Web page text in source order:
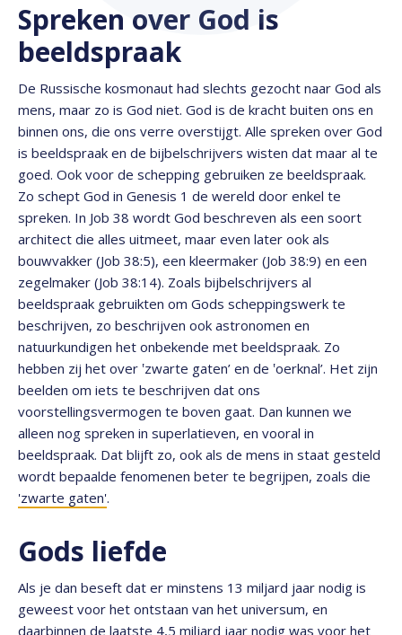
Spreken over God is
beeldspraak
De Russische kosmonaut had slechts gezocht naar God als
mens, maar zo is God niet. God is de kracht buiten ons en
binnen ons, die ons verre overstijgt. Alle spreken over God
is beeldspraak en de bijbelschrijvers wisten dat maar al te
goed. Ook voor de schepping gebruiken ze beeldspraak.
Zo schept God in Genesis 1 de wereld door enkel te
spreken. In Job 38 wordt God beschreven als een soort
architect die alles uitmeet, maar even later ook als
bouwvakker (Job 38:5), een kleermaker (Job 38:9) en een
zegelmaker (Job 38:14). Zoals bijbelschrijvers al
beeldspraak gebruikten om Gods scheppingswerk te
beschrijven, zo beschrijven ook astronomen en
natuurkundigen het onbekende met beeldspraak. Zo
hebben zij het over ‛zwarte gaten’ en de ‛oerknal’. Het zijn
beelden om iets te beschrijven dat ons
voorstellingsvermogen te boven gaat. Dan kunnen we
alleen nog spreken in superlatieven, en vooral in
beeldspraak. Dat blijft zo, ook als de mens in staat gesteld
wordt bepaalde fenomenen beter te begrijpen, zoals die
'zwarte gaten'.
Gods liefde
Als je dan beseft dat er minstens 13 miljard jaar nodig is
geweest voor het ontstaan van het universum, en
daarbinnen de laatste 4,5 miljard jaar nodig was voor het